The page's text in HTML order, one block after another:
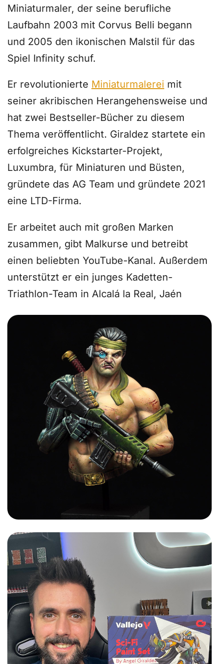
Miniaturmaler, der seine berufliche
Laufbahn 2003 mit Corvus Belli begann
und 2005 den ikonischen Malstil für das
Spiel Infinity schuf.
Er revolutionierte Miniaturmalerei mit
seiner akribischen Herangehensweise und
hat zwei Bestseller-Bücher zu diesem
Thema veröffentlicht. Giraldez startete ein
erfolgreiches Kickstarter-Projekt,
Luxumbra, für Miniaturen und Büsten,
gründete das AG Team und gründete 2021
eine LTD-Firma.
Er arbeitet auch mit großen Marken
zusammen, gibt Malkurse und betreibt
einen beliebten YouTube-Kanal. Außerdem
unterstützt er ein junges Kadetten-
Triathlon-Team in Alcalá la Real, Jaén